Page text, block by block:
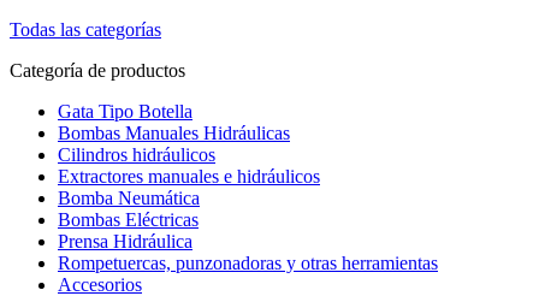
Todas las categorías
Categoría de productos
Gata Tipo Botella
Bombas Manuales Hidráulicas
Cilindros hidráulicos
Extractores manuales e hidráulicos
Bomba Neumática
Bombas Eléctricas
Prensa Hidráulica
Rompetuercas, punzonadoras y otras herramientas
Accesorios